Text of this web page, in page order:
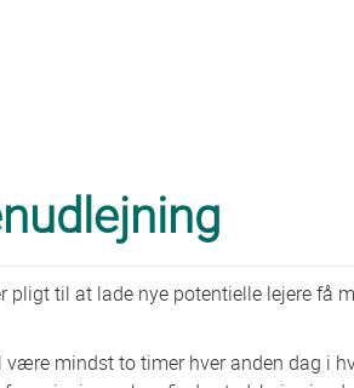
til at lade nye potentielle lejere få
mindst to timer hver anden dag i